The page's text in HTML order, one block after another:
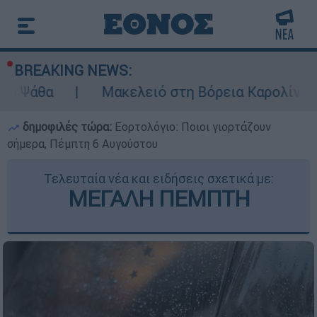
BREAKING NEWS:
Μακελειό στη Βόρεια Καρολίνα ύστερα από
δημοφιλές τώρα: Εορτολόγιο: Ποιοι γιορτάζουν
σήμερα, Πέμπτη 6 Αυγούστου
Τελευταία νέα και ειδήσεις σχετικά με:
ΜΕΓΑΛΗ ΠΕΜΠΤΗ